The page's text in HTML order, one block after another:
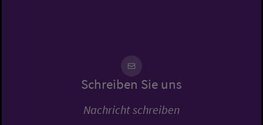
Schreiben Sie uns
Nachricht schreiben